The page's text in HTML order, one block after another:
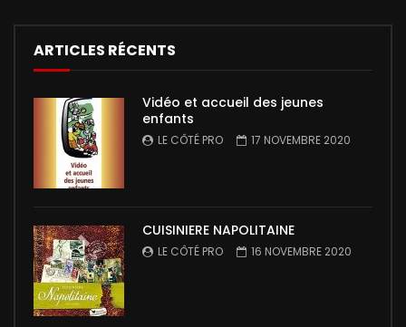
ARTICLES RÉCENTS
Vidéo et accueil des jeunes
enfants
LE CÔTÉ PRO 17 NOVEMBRE 2020
CUISINIERE NAPOLITAINE
LE CÔTÉ PRO 16 NOVEMBRE 2020